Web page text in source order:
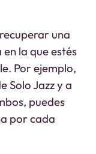
una
la que estés
Por ejemplo,
Solo Jazz y a
puedes
por cada